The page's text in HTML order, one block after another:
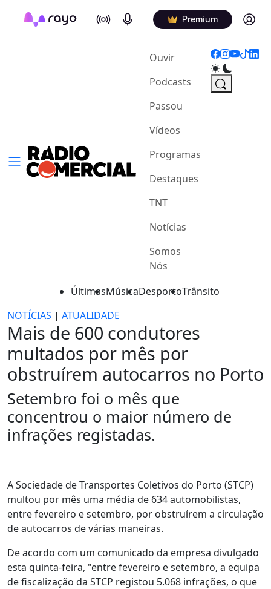
On Air Podcasts Premium Log in
Ouvir(current)
Podcasts
Passou
Vídeos
Programas
Destaques
TNT
Notícias
Somos
Nós
ÚltimasMúsicaDesportoTrânsito
NOTÍCIAS | ATUALIDADE
Mais de 600 condutores
multados por mês por
obstruírem autocarros no Porto
Setembro foi o mês que
concentrou o maior número de
infrações registadas.
A Sociedade de Transportes Coletivos do Porto (STCP)
multou por mês uma média de 634 automobilistas,
entre fevereiro e setembro, por obstruírem a circulação
de autocarros de várias maneiras.
De acordo com um comunicado da empresa divulgado
esta quinta-feira, "entre fevereiro e setembro, a equipa
de fiscalização da STCP registou 5.068 infrações, o que